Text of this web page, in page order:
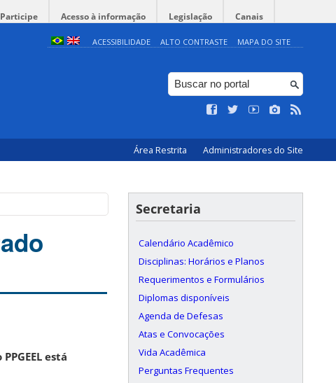
Participe Acesso à informação Legislação Canais
ACESSIBILIDADE ALTO CONTRASTE MAPA DO SITE
Área Restrita Administradores do Site
está
Secretaria
Calendário Acadêmico
Disciplinas: Horários e Planos
Requerimentos e Formulários
Diplomas disponíveis
Agenda de Defesas
Atas e Convocações
Vida Acadêmica
Perguntas Frequentes